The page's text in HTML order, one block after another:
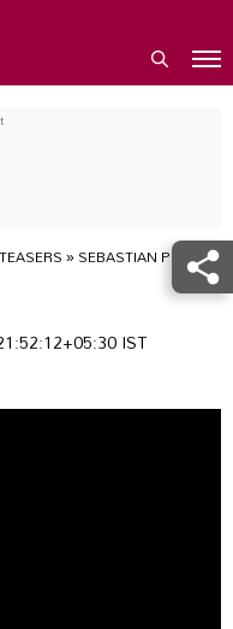
»SEBASTIAN PC524
IST